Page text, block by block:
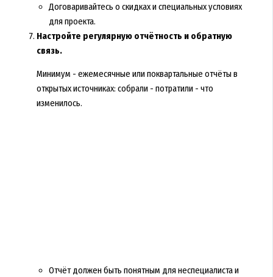
Договаривайтесь о скидках и специальных условиях
для проекта.
Настройте регулярную отчётность и обратную
связь.
Минимум - ежемесячные или поквартальные отчёты в
открытых источниках: собрали - потратили - что
изменилось.
Отчёт должен быть понятным для неспециалиста и